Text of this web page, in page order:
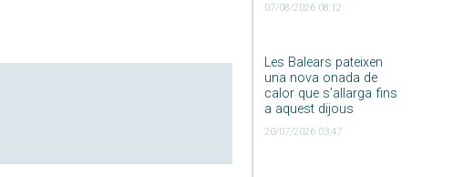
07/08/2026 08:12
Les Balears pateixen
una nova onada de
calor que s’allarga fins
a aquest dijous
20/07/2026 03:47